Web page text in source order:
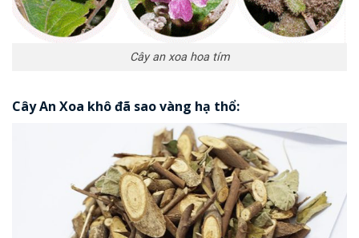
Cây an xoa hoa tím
Cây An Xoa khô đã sao vàng hạ thổ: